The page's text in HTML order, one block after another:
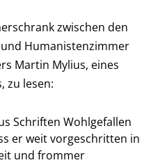
zwischen den
Humanistenzimmer
Martin Mylius, eines
zu lesen:
Schriften Wohlgefallen
er weit vorgeschritten in
und frommer